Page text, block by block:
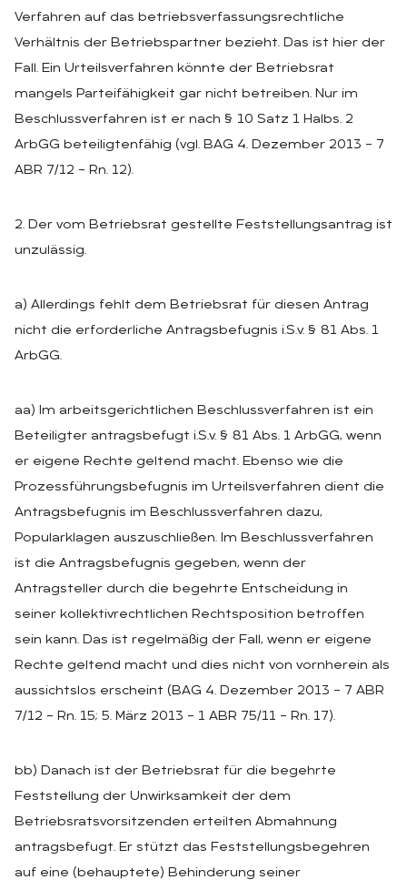
Verfahren auf das betriebsverfassungsrechtliche
Verhältnis der Betriebspartner bezieht. Das ist hier der
Fall. Ein Urteilsverfahren könnte der Betriebsrat
mangels Parteifähigkeit gar nicht betreiben. Nur im
Beschlussverfahren ist er nach § 10 Satz 1 Halbs. 2
ArbGG beteiligtenfähig (vgl. BAG 4. Dezember 2013 – 7
ABR 7/12 – Rn. 12).
2. Der vom Betriebsrat gestellte Feststellungsantrag ist
unzulässig.
a) Allerdings fehlt dem Betriebsrat für diesen Antrag
nicht die erforderliche Antragsbefugnis i.S.v. § 81 Abs. 1
ArbGG.
aa) Im arbeitsgerichtlichen Beschlussverfahren ist ein
Beteiligter antragsbefugt i.S.v. § 81 Abs. 1 ArbGG, wenn
er eigene Rechte geltend macht. Ebenso wie die
Prozessführungsbefugnis im Urteilsverfahren dient die
Antragsbefugnis im Beschlussverfahren dazu,
Popularklagen auszuschließen. Im Beschlussverfahren
ist die Antragsbefugnis gegeben, wenn der
Antragsteller durch die begehrte Entscheidung in
seiner kollektivrechtlichen Rechtsposition betroffen
sein kann. Das ist regelmäßig der Fall, wenn er eigene
Rechte geltend macht und dies nicht von vornherein als
aussichtslos erscheint (BAG 4. Dezember 2013 – 7 ABR
7/12 – Rn. 15; 5. März 2013 – 1 ABR 75/11 – Rn. 17).
bb) Danach ist der Betriebsrat für die begehrte
Feststellung der Unwirksamkeit der dem
Betriebsratsvorsitzenden erteilten Abmahnung
antragsbefugt. Er stützt das Feststellungsbegehren
auf eine (behauptete) Behinderung seiner